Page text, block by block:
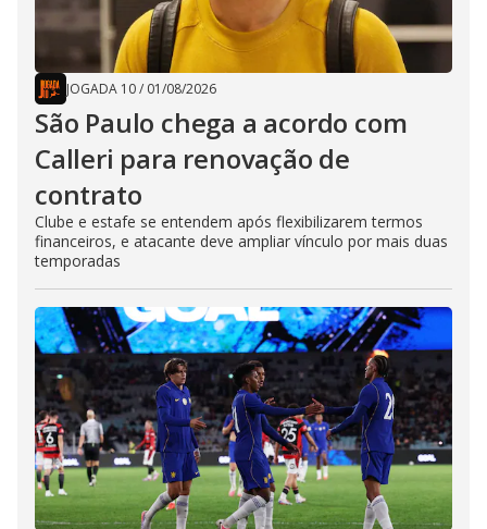
JOGADA 10/ 01/08/2026
São Paulo chega a acordo com
Calleri para renovação de
contrato
Clube e estafe se entendem após flexibilizarem termos
financeiros, e atacante deve ampliar vínculo por mais duas
temporadas